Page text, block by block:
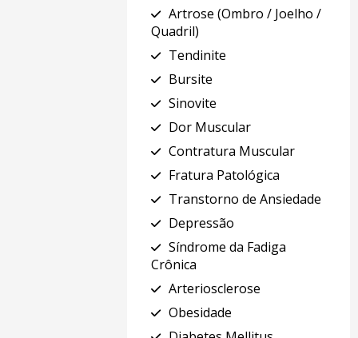
Artrose (Ombro / Joelho /
Quadril)
Tendinite
Bursite
Sinovite
Dor Muscular
Contratura Muscular
Fratura Patológica
Transtorno de Ansiedade
Depressão
Síndrome da Fadiga
Crônica
Arteriosclerose
Obesidade